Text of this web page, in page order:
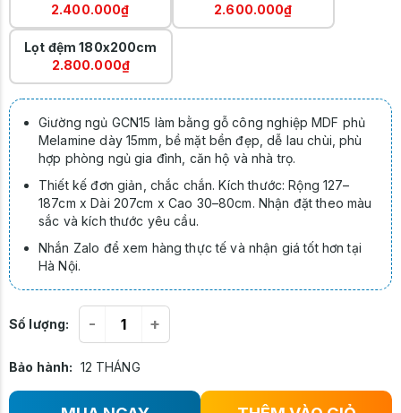
2.400.000₫
2.600.000₫
Lọt đệm 180x200cm
2.800.000₫
Giường ngủ GCN15 làm bằng gỗ công nghiệp MDF phủ
Melamine dày 15mm, bề mặt bền đẹp, dễ lau chùi, phù
hợp phòng ngủ gia đình, căn hộ và nhà trọ.
Thiết kế đơn giản, chắc chắn. Kích thước: Rộng 127–
187cm x Dài 207cm x Cao 30–80cm. Nhận đặt theo màu
sắc và kích thước yêu cầu.
Nhắn Zalo để xem hàng thực tế và nhận giá tốt hơn tại
Hà Nội.
Số lượng: - +
Bảo hành: 12 THÁNG